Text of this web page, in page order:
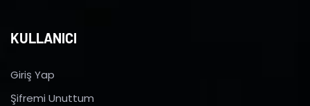
KULLANICI
Giriş Yap
Şifremi Unuttum